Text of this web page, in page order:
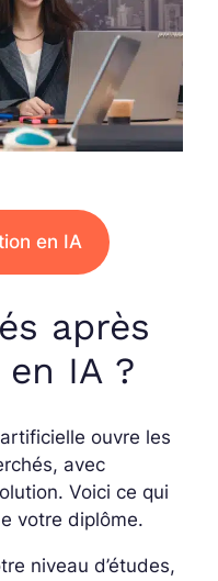
en IA
après
IA ?
ouvre les
avec
Voici ce qui
votre diplôme.
niveau d’études,